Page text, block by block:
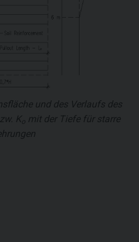
und des Verlaufs des
K o mit der Tiefe für starre